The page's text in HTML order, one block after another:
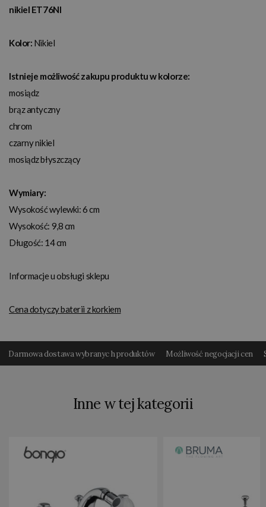
nikiel ET76NI
Kolor: Nikiel
Istnieje możliwość zakupu produktu w kolorze:
mosiądz
brąz antyczny
chrom
czarny nikiel
mosiądz błyszczący
Wymiary:
Wysokość wylewki: 6 cm
Wysokość: 9,8 cm
Długość: 14 cm
Informacje u obsługi sklepu
Cena dotyczy baterii z korkiem
Darmowa dostawa wybranyc h produktów Możliwość negocjacji cen
Inne w tej kategorii